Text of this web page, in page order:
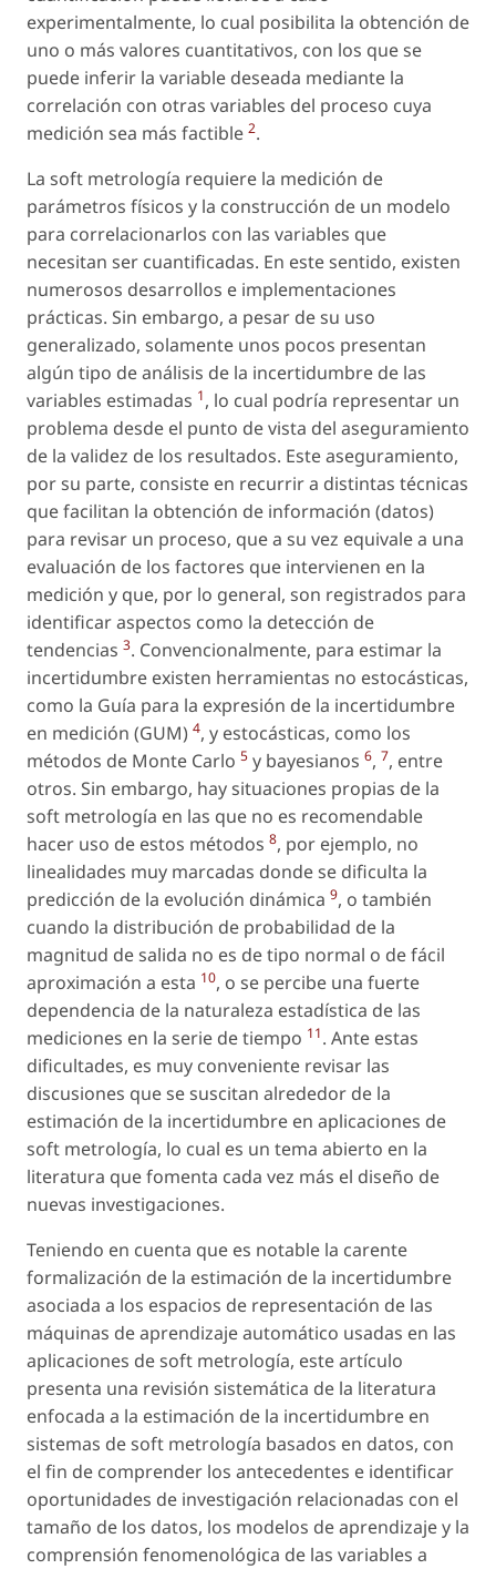
experimentalmente, lo cual posibilita la obtención de
uno o más valores cuantitativos, con los que se
puede inferir la variable deseada mediante la
correlación con otras variables del proceso cuya
medición sea más factible 2.
La soft metrología requiere la medición de
parámetros físicos y la construcción de un modelo
para correlacionarlos con las variables que
necesitan ser cuantificadas. En este sentido, existen
numerosos desarrollos e implementaciones
prácticas. Sin embargo, a pesar de su uso
generalizado, solamente unos pocos presentan
algún tipo de análisis de la incertidumbre de las
variables estimadas 1, lo cual podría representar un
problema desde el punto de vista del aseguramiento
de la validez de los resultados. Este aseguramiento,
por su parte, consiste en recurrir a distintas técnicas
que facilitan la obtención de información (datos)
para revisar un proceso, que a su vez equivale a una
evaluación de los factores que intervienen en la
medición y que, por lo general, son registrados para
identificar aspectos como la detección de
tendencias 3. Convencionalmente, para estimar la
incertidumbre existen herramientas no estocásticas,
como la Guía para la expresión de la incertidumbre
en medición (GUM) 4, y estocásticas, como los
métodos de Monte Carlo 5 y bayesianos 6, 7, entre
otros. Sin embargo, hay situaciones propias de la
soft metrología en las que no es recomendable
hacer uso de estos métodos 8, por ejemplo, no
linealidades muy marcadas donde se dificulta la
predicción de la evolución dinámica 9, o también
cuando la distribución de probabilidad de la
magnitud de salida no es de tipo normal o de fácil
aproximación a esta 10, o se percibe una fuerte
dependencia de la naturaleza estadística de las
mediciones en la serie de tiempo 11. Ante estas
dificultades, es muy conveniente revisar las
discusiones que se suscitan alrededor de la
estimación de la incertidumbre en aplicaciones de
soft metrología, lo cual es un tema abierto en la
literatura que fomenta cada vez más el diseño de
nuevas investigaciones.
Teniendo en cuenta que es notable la carente
formalización de la estimación de la incertidumbre
asociada a los espacios de representación de las
máquinas de aprendizaje automático usadas en las
aplicaciones de soft metrología, este artículo
presenta una revisión sistemática de la literatura
enfocada a la estimación de la incertidumbre en
sistemas de soft metrología basados en datos, con
el fin de comprender los antecedentes e identificar
oportunidades de investigación relacionadas con el
tamaño de los datos, los modelos de aprendizaje y la
comprensión fenomenológica de las variables a